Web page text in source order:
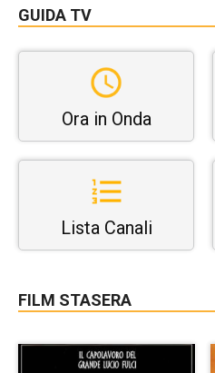
GUIDA TV
Ora in Onda
Lista Canali
FILM STASERA